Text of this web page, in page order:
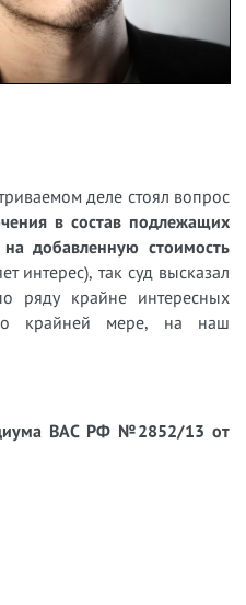
деле стоял вопрос
в состав подлежащих
добавленную стоимость
интерес), так суд высказал
ряду крайне интересных
крайней мере, на наш
ВАС РФ №2852/13 от